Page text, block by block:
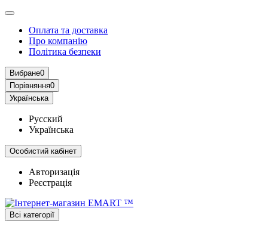
Оплата та доставка
Про компанію
Політика безпеки
Вибране0
Порівняння0
Українська
Русский
Українська
Особистий кабінет
Авторизація
Реєстрація
Всі категорії